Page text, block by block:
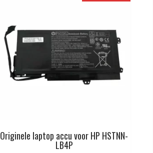
Originele laptop accu voor HP HSTNN-
LB4P